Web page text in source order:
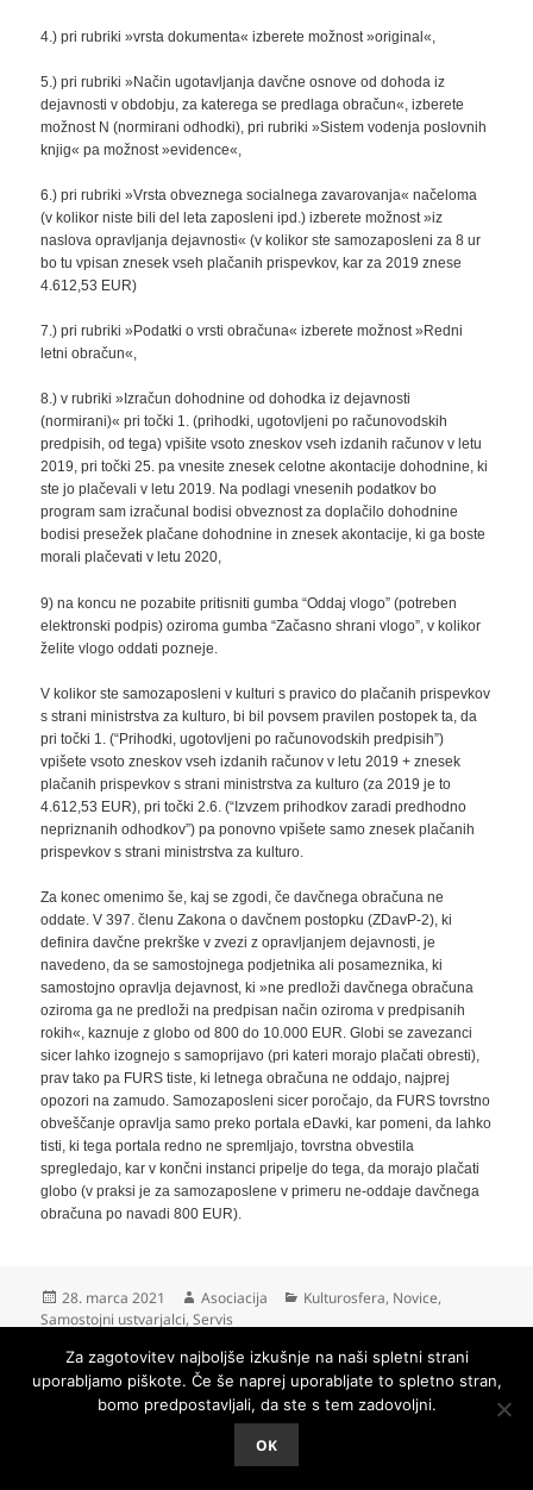
4.) pri rubriki »vrsta dokumenta« izberete možnost »original«,
5.) pri rubriki »Način ugotavljanja davčne osnove od dohoda iz
dejavnosti v obdobju, za katerega se predlaga obračun«, izberete
možnost N (normirani odhodki), pri rubriki »Sistem vodenja poslovnih
knjig« pa možnost »evidence«,
6.) pri rubriki »Vrsta obveznega socialnega zavarovanja« načeloma
(v kolikor niste bili del leta zaposleni ipd.) izberete možnost »iz
naslova opravljanja dejavnosti« (v kolikor ste samozaposleni za 8 ur
bo tu vpisan znesek vseh plačanih prispevkov, kar za 2019 znese
4.612,53 EUR)
7.) pri rubriki »Podatki o vrsti obračuna« izberete možnost »Redni
letni obračun«,
8.) v rubriki »Izračun dohodnine od dohodka iz dejavnosti
(normirani)« pri točki 1. (prihodki, ugotovljeni po računovodskih
predpisih, od tega) vpišite vsoto zneskov vseh izdanih računov v letu
2019, pri točki 25. pa vnesite znesek celotne akontacije dohodnine, ki
ste jo plačevali v letu 2019. Na podlagi vnesenih podatkov bo
program sam izračunal bodisi obveznost za doplačilo dohodnine
bodisi presežek plačane dohodnine in znesek akontacije, ki ga boste
morali plačevati v letu 2020,
9) na koncu ne pozabite pritisniti gumba “Oddaj vlogo” (potreben
elektronski podpis) oziroma gumba “Začasno shrani vlogo”, v kolikor
želite vlogo oddati pozneje.
V kolikor ste samozaposleni v kulturi s pravico do plačanih prispevkov
s strani ministrstva za kulturo, bi bil povsem pravilen postopek ta, da
pri točki 1. (“Prihodki, ugotovljeni po računovodskih predpisih”)
vpišete vsoto zneskov vseh izdanih računov v letu 2019 + znesek
plačanih prispevkov s strani ministrstva za kulturo (za 2019 je to
4.612,53 EUR), pri točki 2.6. (“Izvzem prihodkov zaradi predhodno
nepriznanih odhodkov”) pa ponovno vpišete samo znesek plačanih
prispevkov s strani ministrstva za kulturo.
Za konec omenimo še, kaj se zgodi, če davčnega obračuna ne
oddate. V 397. členu Zakona o davčnem postopku (ZDavP-2), ki
definira davčne prekrške v zvezi z opravljanjem dejavnosti, je
navedeno, da se samostojnega podjetnika ali posameznika, ki
samostojno opravlja dejavnost, ki »ne predloži davčnega obračuna
oziroma ga ne predloži na predpisan način oziroma v predpisanih
rokih«, kaznuje z globo od 800 do 10.000 EUR. Globi se zavezanci
sicer lahko izognejo s samoprijavo (pri kateri morajo plačati obresti),
prav tako pa FURS tiste, ki letnega obračuna ne oddajo, najprej
opozori na zamudo. Samozaposleni sicer poročajo, da FURS tovrstno
obveščanje opravlja samo preko portala eDavki, kar pomeni, da lahko
tisti, ki tega portala redno ne spremljajo, tovrstna obvestila
spregledajo, kar v končni instanci pripelje do tega, da morajo plačati
globo (v praksi je za samozaposlene v primeru ne-oddaje davčnega
obračuna po navadi 800 EUR).
Objavljeno
dne
28. marca 2021 Avtor
Asociacija Kategorije
Kulturosfera, Novice,
Samostojni ustvarjalci,Servis
Navigacija
prispevka
NAZAJ
Mednarodni poziv h krepitvi kulturnega
Za zagotovitev najboljše izkušnje na naši spletni strani
uporabljamo piškote. Če še naprej uporabljate to spletno stran,
bomo predpostavljali, da ste s tem zadovoljni.
OK